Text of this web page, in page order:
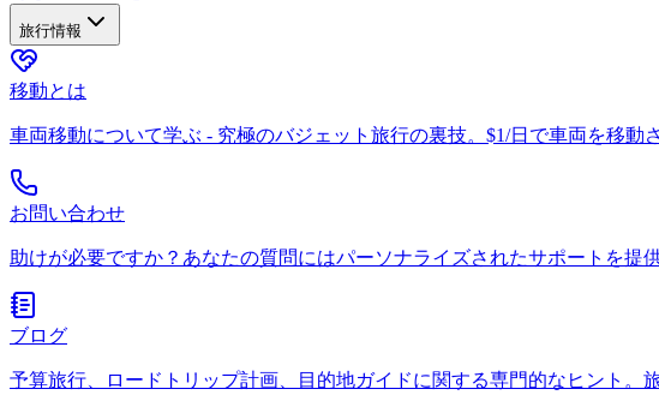
旅行情報
移動とは
車両移動について学ぶ - 究極のバジェット旅行の裏技。$1/日で車両を移動
お問い合わせ
助けが必要ですか？あなたの質問にはパーソナライズされたサポートを提供
ブログ
予算旅行、ロードトリップ計画、目的地ガイドに関する専門的なヒント。